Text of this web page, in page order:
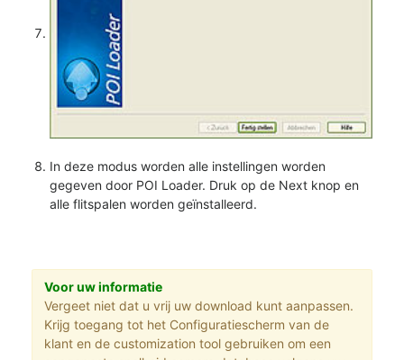
In deze modus worden alle instellingen worden
gegeven door POI Loader. Druk op de Next knop en
alle flitspalen worden geïnstalleerd.
Voor uw informatie
Vergeet niet dat u vrij uw download kunt aanpassen.
Krijg toegang tot het Configuratiescherm van de
klant en de customization tool gebruiken om een